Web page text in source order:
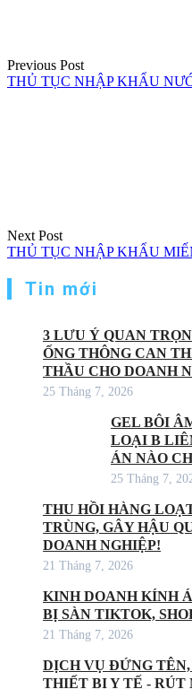
Previous Post
THỦ TỤC NHẬP KHẨU
Next Post
THỦ TỤC NHẬP KHẨU
Tin mới
3 LƯU Ý QUAN
ỐNG THÔNG CAN
THẦU CHO DOANH
25 Tháng 7, 2026
GEL BÔI
LOẠI B
ÁN NÀO
25 Tháng 7,
THU HỒI HÀNG
TRÙNG, GÂY HẬU
DOANH NGHIỆP!
21 Tháng 7, 2026
KINH DOANH KÍNH
BỊ SÀN TIKTOK,
21 Tháng 7, 2026
DỊCH VỤ ĐỨNG
THIẾT BỊ Y TẾ - RÚT